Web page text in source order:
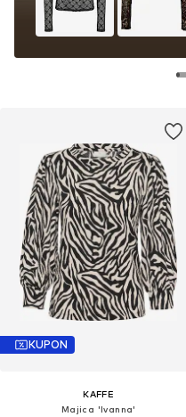
KUPON
KAFFE
Majica 'Ivanna'